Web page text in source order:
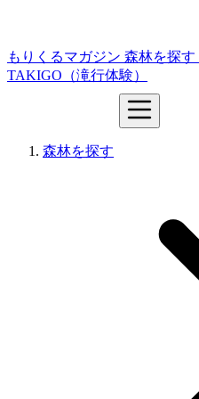
もりくるマガジン 森林を探す
TAKIGO（滝行体験）
森林を探す